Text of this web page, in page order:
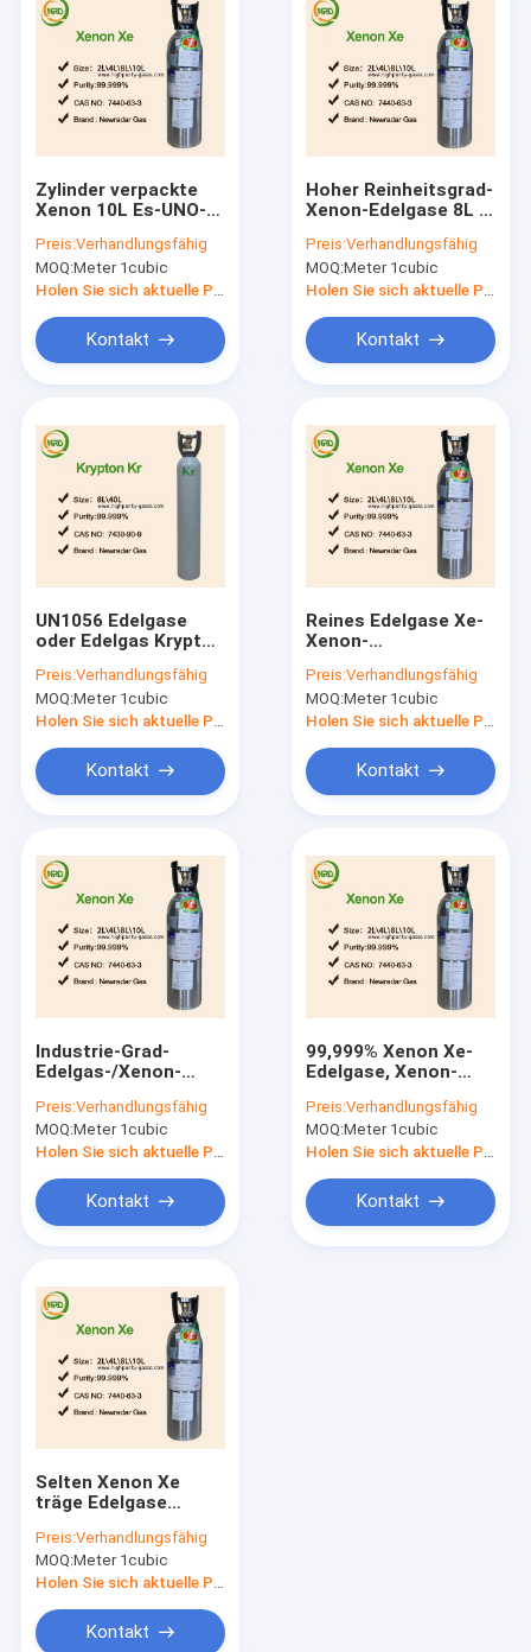
Produkte
Über uns
Fabrik Tour
Referenzen
Hoher Reinheitsgrad-Gase
Elektronische Gase
Organische Gase
Industrie Gase
Spezial Gasgemische
Excimer-Laser gast
Kühlmittel Gas
Wegwerf-Helium-Tank
Spezial-Gas Anlagen
Zylinder verpackte
Xenon 10L Es-UNO-
Lager 7440-63-3
Preis:Verhandlungsfähig
MOQ:Meter 1cubic
Holen Sie sich aktuelle Preis
Kontakt
Hoher Reinheitsgrad-
Xenon-Edelgase 8L -
Lampe, Excimer-
Laser-Gas
Preis:Verhandlungsfähig
MOQ:Meter 1cubic
Holen Sie sich aktuelle Preis
Kontakt
UN1056 Edelgase
oder Edelgas Krypton
Gasgemische
Preis:Verhandlungsfähig
MOQ:Meter 1cubic
Holen Sie sich aktuelle Preis
Kontakt
Reines Edelgase Xe-
Xenon-
farbloses scharfes
Gas
Preis:Verhandlungsfähig
MOQ:Meter 1cubic
Holen Sie sich aktuelle Preis
Kontakt
Industrie-Grad-
Edelgas-/Xenon-
Taschenlampe-
photographische
Blitze
Preis:Verhandlungsfähig
MOQ:Meter 1cubic
Holen Sie sich aktuelle Preis
Kontakt
99,999% Xenon Xe-
Edelgase, Xenon-
brennbare Gase
Preis:Verhandlungsfähig
MOQ:Meter 1cubic
Holen Sie sich aktuelle Preis
Kontakt
Selten Xenon Xe
träge Edelgase
Zylinder nicht
brennbar
Preis:Verhandlungsfähig
MOQ:Meter 1cubic
Holen Sie sich aktuelle Preis
Kontakt